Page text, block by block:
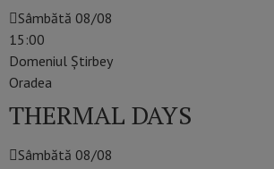
Sâmbătă 08/08
15:00
Domeniul Știrbey
Oradea
THERMAL DAYS
Sâmbătă 08/08